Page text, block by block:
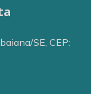
SE, CEP: